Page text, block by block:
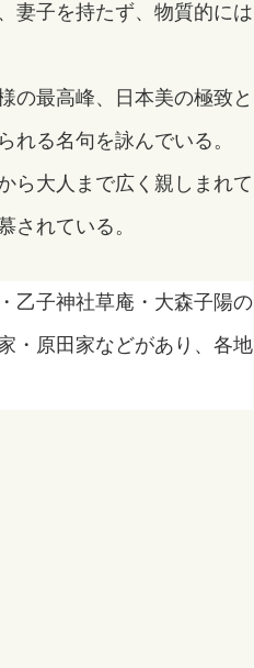
妻子を持たず、物質的には
の最高峰、日本美の極致と
る名句を詠んでいる。
ら大人まで広く親しまれて
されている。
乙子神社草庵・大森子陽の
・原田家などがあり、各地